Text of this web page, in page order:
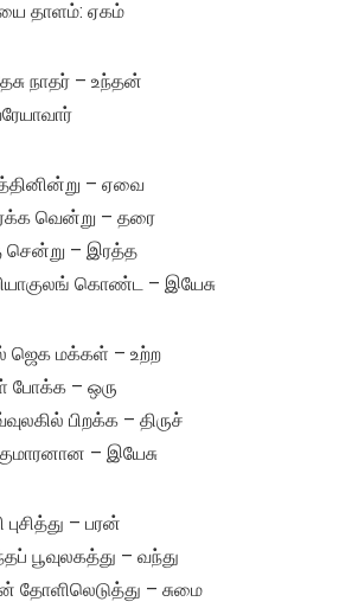
தாளம்: ஏகம்
நாதர் – உந்தன்
– ஏவை
வென்று – தரை
– இரத்த
கொண்ட – இயேசு
ஜெக மக்கள் – உற்ற
– ஒரு
பிறக்க – திருச்
– இயேசு
– பரன்
பூவுலகத்து – வந்து
தோளிலெடுத்து – சுமை